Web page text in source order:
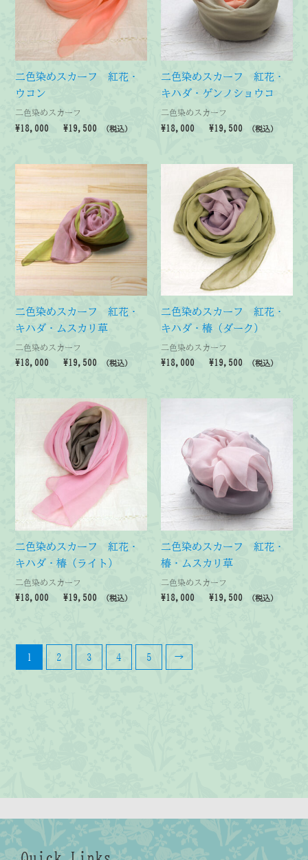
二色染めスカーフ 紅花・
ウコン
二色染めスカーフ
¥18,000 –¥19,500
¥18,000
–
¥19,500
（税込）
二色染めスカーフ 紅花・
キハダ・ゲンノショウコ
二色染めスカーフ
¥18,000 ¥19,500
¥18,000
–
¥19,500
（税込）
二色染めスカーフ 紅花・
キハダ・ムスカリ草
二色染めスカーフ
¥18,000 –¥19,500
¥18,000
–
¥19,500
（税込）
二色染めスカーフ 紅花・
キハダ・椿（ダーク）
二色染めスカーフ
¥18,000 ¥19,500
¥18,000
（税込）
二色染めスカーフ 紅花・
キハダ・椿（ライト）
二色染めスカーフ
¥18,000 –¥19,500
–
¥19,500
（税込）
二色染めスカーフ 紅花・
椿・ムスカリ草
二色染めスカーフ
¥18,000 ¥19,500 （税込）
1 2 3 4 5 →